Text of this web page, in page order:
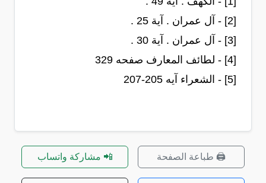
[2]
- آل عمران . آية 25 .
[3]
- آل عمران . آية 30 .
[4]
- لطائف المعارف صفحه 329
[5]
- الشعراء آيه 205-207
🖨️ طباعة الصفحة 📲 مشاركة واتساب